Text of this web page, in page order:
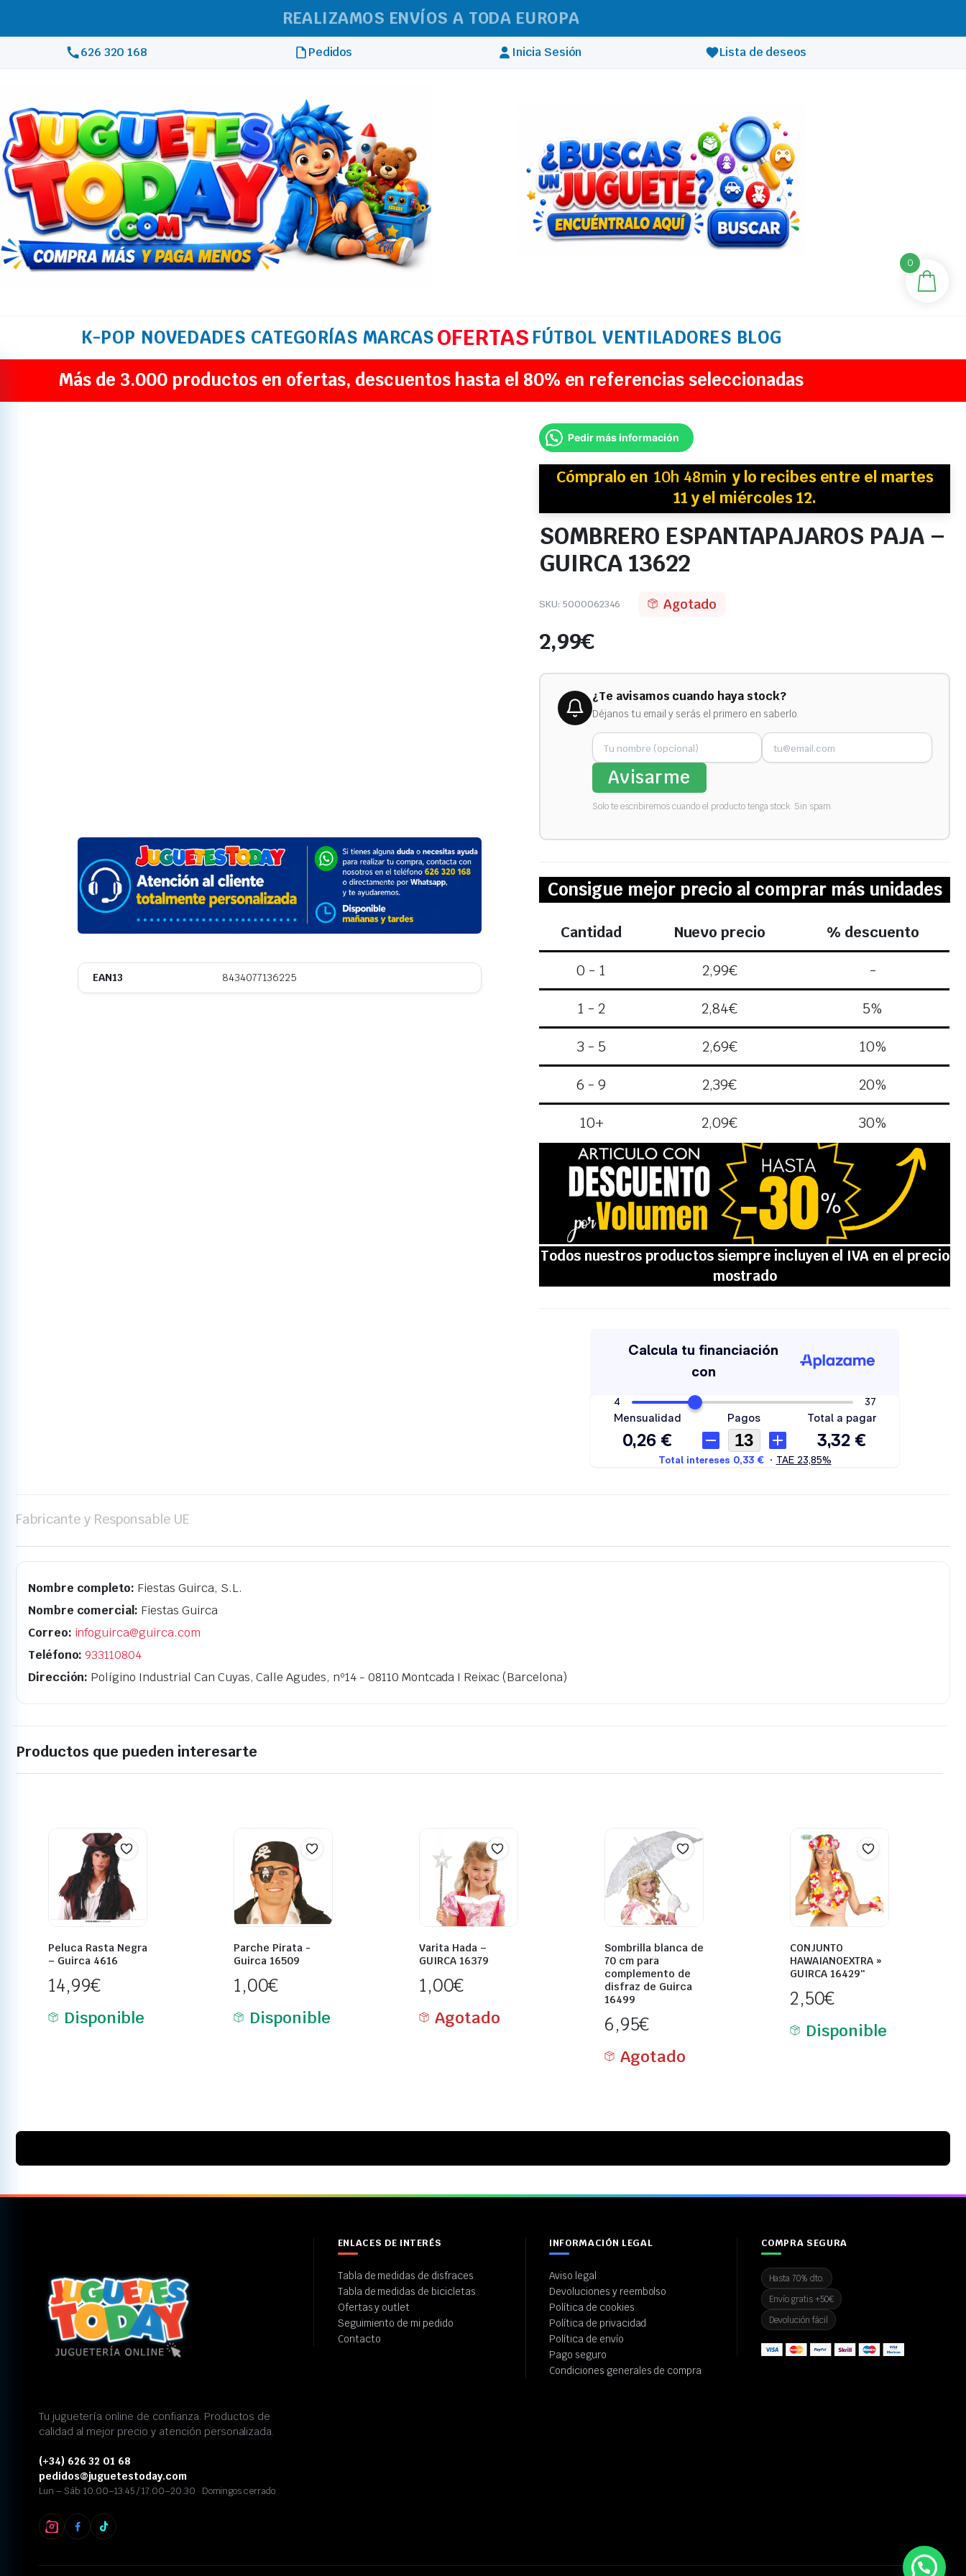
REALIZAMOS ENVÍOS A TODA EUROPA
626 320 168 Pedidos Inicia Sesión Lista de deseos
K-POP NOVEDADES CATEGORÍAS MARCASOFERTAS FÚTBOL VENTILADORES BLOG
Más de 3.000 productos en ofertas, descuentos hasta el 80% en referencias seleccionadas
EAN13 8434077136225
Pedir más información
Cómpralo en 10h 48min y lo recibesentre el martes
11 y el miércoles 12.
SOMBRERO ESPANTAPAJAROS PAJA –
GUIRCA 13622
SKU: 5000062346 Agotado
2,99€
¿Te avisamos cuando haya stock?
Déjanos tu email y serás el primero en saberlo.
Avisarme
Solo te escribiremos cuando el producto tenga stock. Sin spam.
Consigue mejor precio al comprar más unidades
Cantidad Nuevo precio % descuento
0 - 1 2,99€ -
1 - 2 2,84€ 5%
3 - 5 2,69€ 10%
6 - 9 2,39€ 20%
10+ 2,09€ 30%
Fabricante y Responsable UE
Nombre completo: Fiestas Guirca, S.L.
Nombre comercial: Fiestas Guirca
Correo: infoguirca@guirca.com
Teléfono: 933110804
Dirección: Polígino Industrial Can Cuyas, Calle Agudes, nº14 - 08110 Montcada I Reixac (Barcelona)
Productos que pueden interesarte
Peluca Rasta Negra
– Guirca 4616
14,99€
Disponible
Parche Pirata -
Guirca 16509
1,00€
Disponible
Varita Hada –
GUIRCA 16379
1,00€
Agotado
Sombrilla blanca de
70 cm para
complemento de
disfraz de Guirca
16499
6,95€
Agotado
CONJUNTO
HAWAIANOEXTRA »
GUIRCA 16429″
2,50€
Disponible
Tu juguetería online de confianza. Productos de
calidad al mejor precio y atención personalizada.
(+34) 626 32 01 68
pedidos@juguetestoday.com
Lun – Sáb: 10:00–13:45 / 17:00–20:30 · Domingos cerrado
ENLACES DE INTERÉS
Tabla de medidas de disfraces
Tabla de medidas de bicicletas
Ofertas y outlet
Seguimiento de mi pedido
Contacto
INFORMACIÓN LEGAL
Aviso legal
Devoluciones y reembolso
Política de cookies
Política de privacidad
Política de envío
Pago seguro
Condiciones generales de compra
COMPRA SEGURA
Hasta 70% dto.
Envío gratis +50€
Devolución fácil
0
💬 ¿Necesitas ayuda?